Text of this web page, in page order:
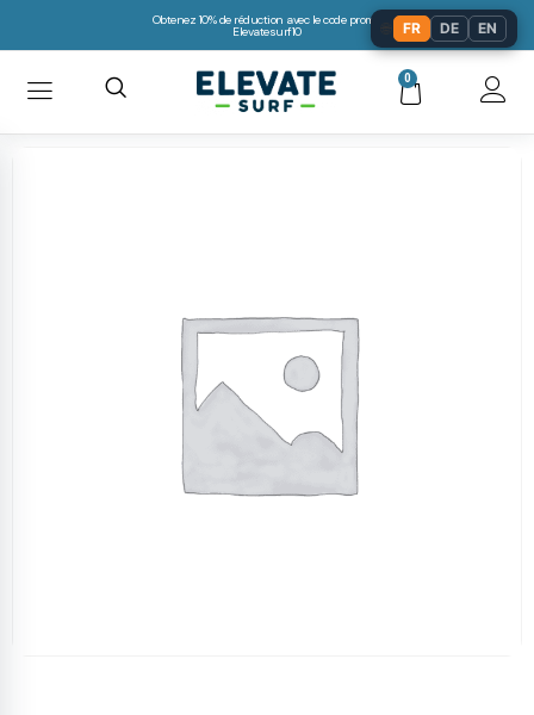
Obtenez 10% de réduction avec le code promo:
Elevatesurf10
0
FR DE EN